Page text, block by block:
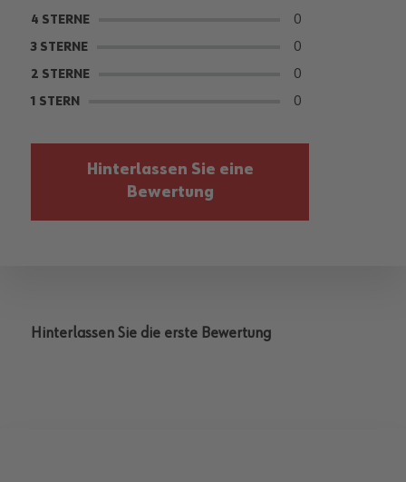
4 STERNE 0
3 STERNE 0
2 STERNE 0
1 STERN 0
Hinterlassen Sie eine
Bewertung
Hinterlassen Sie die erste Bewertung